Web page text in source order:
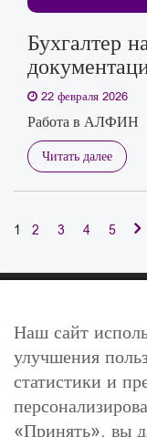
Бухгалтер
22 февраля 2026
Работа в АЛФИН
Читать далее
1 2 3 4 5
Тел. : +375-29-333-
E-mail :
Наш сайт
улучшения
статистики и
«Принять», вы